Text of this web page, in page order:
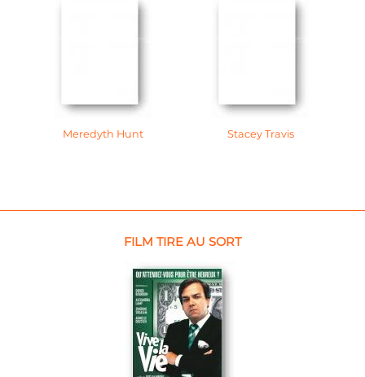
Meredyth Hunt Stacey Travis
FILM TIRE AU SORT